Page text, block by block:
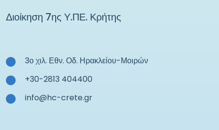
Διοίκηση 7ης Υ.ΠΕ. Κρήτης
3ο χιλ. Εθν. Οδ. Ηρακλείου-Μοιρών
+30-2813 404400
info@hc-crete.gr